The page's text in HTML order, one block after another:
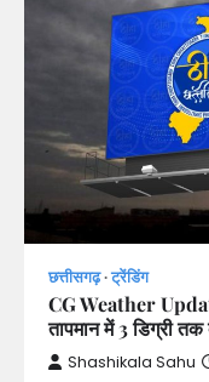
छत्तीसगढ़ ट्रेंडिंग
CG Weather
तापमान में 3 डिग्री तक
Shashikala Sahu